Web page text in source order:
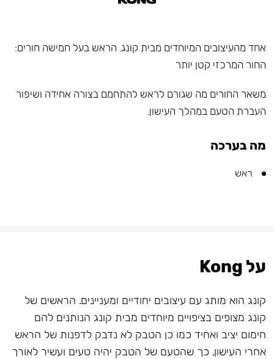
אחד מהעיצובים המיוחדים מבית קונג. הראש בעל חמישה חורים:
החור המרכזי קטן יותר
משאר החורים מה שגורם לראש להתחמם בצורה אחידה ושיפור
העברת הטעם במהלך העישון.
מה בערכה
ראש
על Kong
קונג הוא מותג עם עיצובים יחודיים ומעניינים. הראשים של
קונג מצופים בציפויים מיוחדים מבית קונג הנותנים להם
חימום יציב ואחיד כמו כן הטבק לא נדבק לדפנות של הראש
אחרי העישון, כך שהטעם של הטבק יהיה טעים ועשיר לאורך